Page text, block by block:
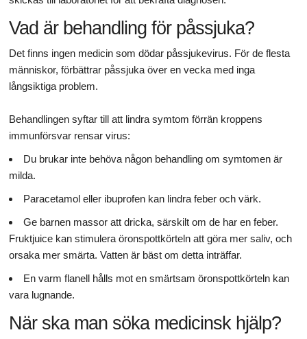
Vad är behandling för påssjuka?
Det finns ingen medicin som dödar påssjukevirus. För de flesta
människor, förbättrar påssjuka över en vecka med inga
långsiktiga problem.
Behandlingen syftar till att lindra symtom förrän kroppens
immunförsvar rensar virus:
Du brukar inte behöva någon behandling om symtomen är
milda.
Paracetamol eller ibuprofen kan lindra feber och värk.
Ge barnen massor att dricka, särskilt om de har en feber.
Fruktjuice kan stimulera öronspottkörteln att göra mer saliv, och
orsaka mer smärta. Vatten är bäst om detta inträffar.
En varm flanell hålls mot en smärtsam öronspottkörteln kan
vara lugnande.
När ska man söka medicinsk hjälp?